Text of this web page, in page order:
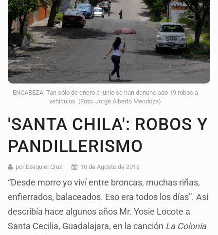
ENCABEZA. Tan sólo de enero a junio se han denunciado 19 robos a
vehículos. (Foto: Jorge Alberto Mendoza)
'SANTA CHILA': ROBOS Y
PANDILLERISMO
por Ezequiel Cruz 10 de Agosto de 2019
“Desde morro yo viví entre broncas, muchas riñas,
enfierrados, balaceados. Eso era todos los días”. Así
describía hace algunos años Mr. Yosie Locote a
Santa Cecilia, Guadalajara, en la canción La Colonia